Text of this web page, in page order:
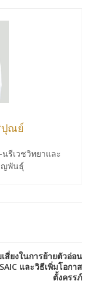
ปุณย์
รีเวชวิทยาและ
ญพันธุ์
สี่ยงในการย้ายตัวอ่อน
และวิธีเพิ่มโอกาส
ตั้งครรภ์